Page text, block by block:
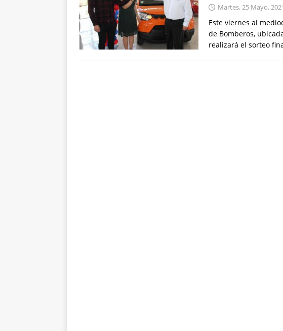
Martes, 25 Mayo,
Este viernes al
de Bomberos,
realizará el sorteo